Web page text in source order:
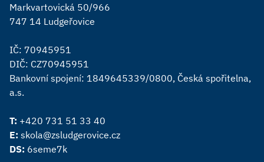
Markvartovická 50/966
747 14 Ludgeřovice
IČ: 70945951
DIČ: CZ70945951
Bankovní spojení: 1849645339/0800, Česká spořitelna,
a.s.
T: +420 731 51 33 40
E: skola@zsludgerovice.cz
DS: 6seme7k